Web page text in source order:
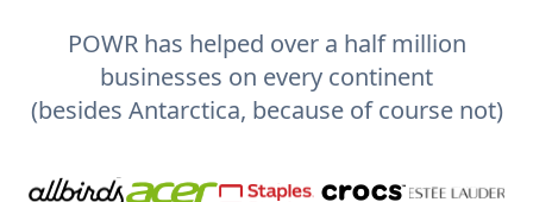
POWR has helped over a half million
businesses on every continent
(besides Antarctica, because of course not)